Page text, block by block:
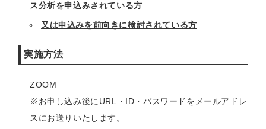
ス分析を申込みされている方
又は申込みを前向きに検討されている方
実施方法
ZOOM
※お申し込み後にURL・ID・パスワードをメールアドレ
スにお送りいたします。